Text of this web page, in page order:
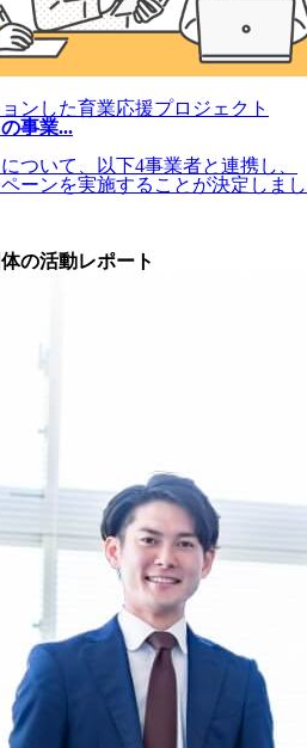
ンした育業応援プロジェクト
事業...
ついて、以下4事業者と連携し、
ーンを実施することが決定しまし
の活動レポート